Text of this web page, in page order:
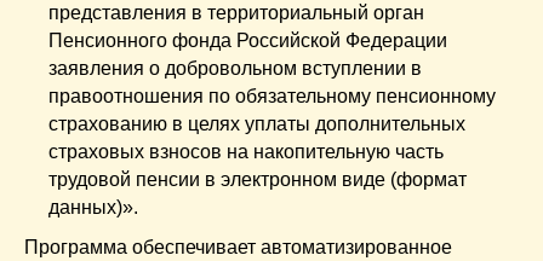
представления в территориальный орган
Пенсионного фонда Российской Федерации
заявления о добровольном вступлении в
правоотношения по обязательному пенсионному
страхованию в целях уплаты дополнительных
страховых взносов на накопительную часть
трудовой пенсии в электронном виде (формат
данных)».
Программа обеспечивает автоматизированное